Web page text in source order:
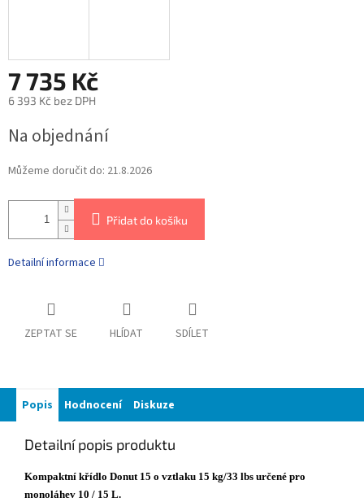
7 735 Kč
6 393 Kč bez DPH
Na objednání
Můžeme doručit do: 21.8.2026
Přidat do košíku
Detailní informace
ZEPTAT SE HLÍDAT SDÍLET
Popis Hodnocení Diskuze
Detailní popis produktu
Kompaktní křídlo Donut 15 o vztlaku 15 kg/33 lbs určené pro
monoláhev 10 / 15 L.